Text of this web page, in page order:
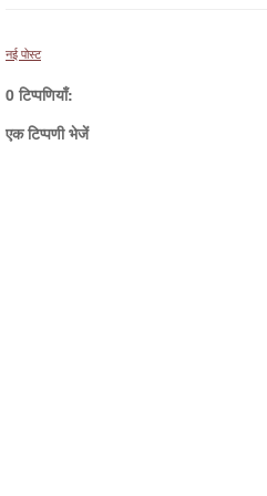
नई पोस्ट
0 टिप्पणियाँ:
एक टिप्पणी भेजें